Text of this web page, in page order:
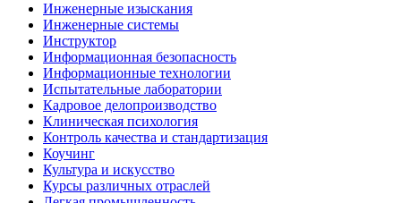
Инженерные изыскания
Инженерные системы
Инструктор
Информационная безопасность
Информационные технологии
Испытательные лаборатории
Кадровое делопроизводство
Клиническая психология
Контроль качества и стандартизация
Коучинг
Культура и искусство
Курсы различных отраслей